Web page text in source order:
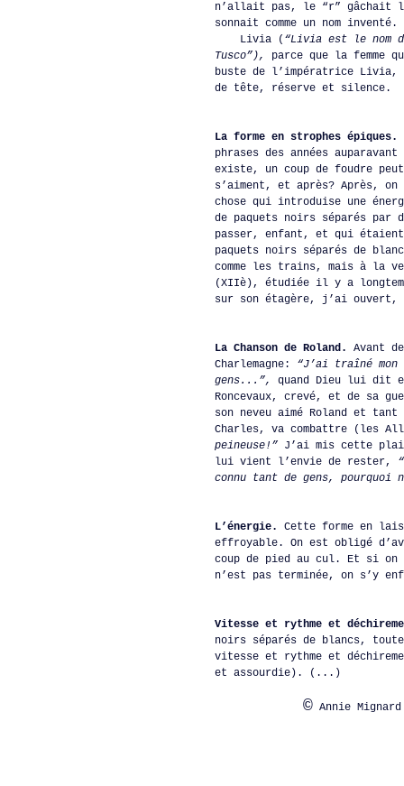
n’allait pas, le “r” gâchait
sonnait comme un nom
Livia ( “Livia est le nom
Tusco”),
parce que la femme
buste de l’impératrice Livia,
de tête, réserve et silence.
La forme en strophes épiques.
phrases des années
existe, un coup de foudre
s’aiment, et après? Après,
chose qui introduise une
de paquets noirs séparés par
passer, enfant, et qui
paquets noirs séparés de
comme les trains, mais à la
(XIIè), étudiée il y a
sur son étagère, j’ai ouvert,
La Chanson de Roland.
Avant
Charlemagne: “J’ai traîné
gens...”,
quand Dieu lui dit
Roncevaux, crevé, et de sa
son neveu aimé Roland et
Charles, va combattre (les
peineuse!” J’ai mis cette
lui vient l’envie de rester,
connu tant de gens, pourquoi
L’énergie.
Cette forme en
effroyable. On est obligé
coup de pied au cul. Et si on
n’est pas terminée, on s’y
Vitesse et rythme et
noirs séparés de blancs,
vitesse et rythme et
et assourdie). (...)
© Annie Mignard